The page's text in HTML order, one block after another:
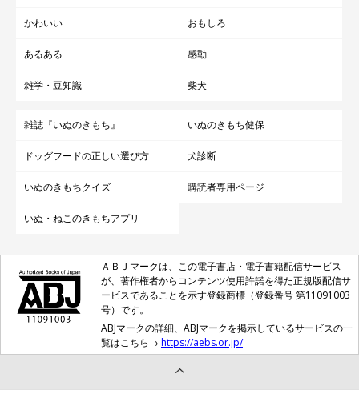
かわいい おもしろ
あるある 感動
雑学・豆知識 柴犬
雑誌『いぬのきもち』 いぬのきもち健保
ドッグフードの正しい選び方 犬診断
いぬのきもちクイズ 購読者専用ページ
いぬ・ねこのきもちアプリ
ＡＢＪマークは、この電子書店・電子書籍配信サービス
が、著作権者からコンテンツ使用許諾を得た正規版配信サ
ービスであることを示す登録商標（登録番号 第11091003
号）です。
ABJマークの詳細、ABJマークを掲示しているサービスの一
覧はこちら→ https://aebs.or.jp/